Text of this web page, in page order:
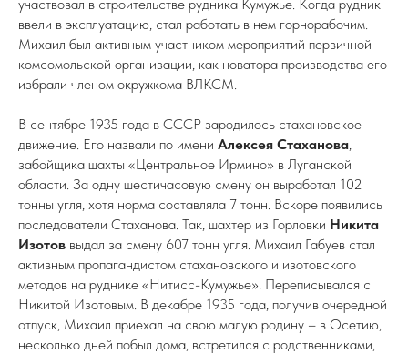
участвовал в строительстве рудника Кумужье. Когда рудник
ввели в эксплуатацию, стал работать в нем горнорабочим.
Михаил был активным участником мероприятий первичной
комсомольской организации, как новатора производства его
избрали членом окружкома ВЛКСМ.
В сентябре 1935 года в СССР зародилось стахановское
движение. Его назвали по имени Алексея Стаханова,
забойщика шахты «Центральное Ирмино» в Луганской
области. За одну шестичасовую смену он выработал 102
тонны угля, хотя норма составляла 7 тонн. Вскоре появились
последователи Стаханова. Так, шахтер из Горловки Никита
Изотов выдал за смену 607 тонн угля. Михаил Габуев стал
активным пропагандистом стахановского и изотовского
методов на руднике «Нитисс-Кумужье». Переписывался с
Никитой Изотовым. В декабре 1935 года, получив очередной
отпуск, Михаил приехал на свою малую родину – в Осетию,
несколько дней побыл дома, встретился с родственниками,